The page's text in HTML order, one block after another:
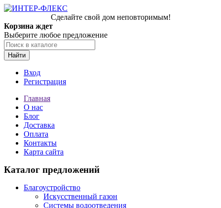
Сделайте свой дом неповторимым!
Корзина ждет
Выберите любое предложение
Найти
Вход
Регистрация
Главная
О нас
Блог
Доставка
Оплата
Контакты
Карта сайта
Каталог предложений
Благоустройство
Искусственный газон
Системы водоотведения